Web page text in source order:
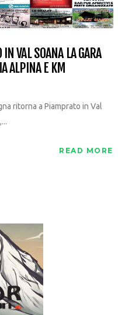
VAL SOANA LA GARA
ALPINA E KM
ritorna a Piamprato in Val
READ MORE